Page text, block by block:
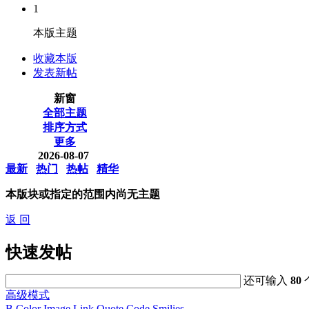
1
本版主题
收藏本版
发表新帖
新窗
全部主题
排序方式
更多
2026-08-07
最新
热门 热帖 精华
本版块或指定的范围内尚无主题
返 回
快速发帖
还可输入80
高级模式